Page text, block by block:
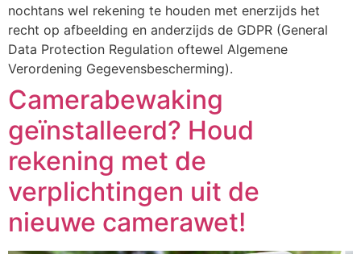
nochtans wel rekening te houden met enerzijds het
recht op afbeelding en anderzijds de GDPR (General
Data Protection Regulation oftewel Algemene
Verordening Gegevensbescherming).
Camerabewaking
geïnstalleerd? Houd
rekening met de
verplichtingen uit de
nieuwe camerawet!